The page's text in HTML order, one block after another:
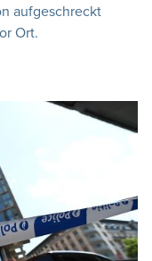
aufgeschreckt
Ort.